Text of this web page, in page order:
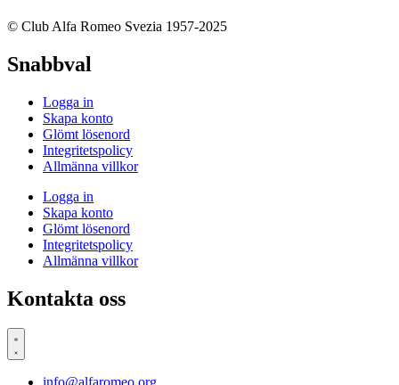
© Club Alfa Romeo Svezia 1957-2025
Snabbval
Logga in
Skapa konto
Glömt lösenord
Integritetspolicy
Allmänna villkor
Logga in
Skapa konto
Glömt lösenord
Integritetspolicy
Allmänna villkor
Kontakta oss